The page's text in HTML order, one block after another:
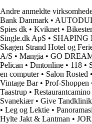
Andre anmeldte
Bank Danmark •
Spies dk • Kviknet • Bikester
Single.dk ApS • SHAPING
Skagen Strand Hotel og
A/S • Mangia • GO
Pelican • Dmtonline • 118 •
en computer• Salon Rosted •
Vintage Bar• Prof-Shoppen
Taastrup • Restaurantcamino
Svanekiær• Give Tandklinik
• Leg og Lektie •
Hylte Jakt & Lantman •